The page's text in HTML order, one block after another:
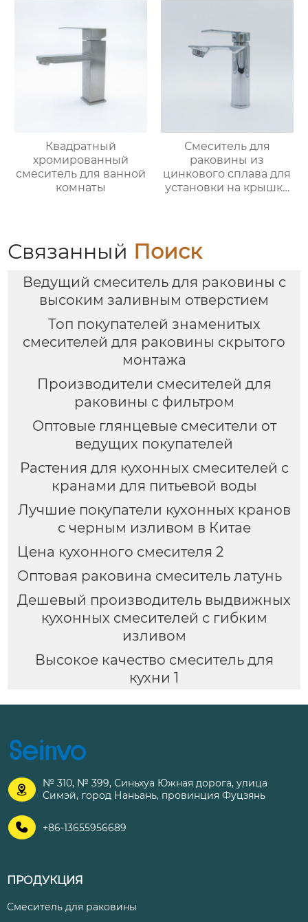
Квадратный
хромированный
смеситель для ванной
комнаты
Смеситель для
раковины из
цинкового сплава для
установки на крышку
Связанный Поиск
Ведущий смеситель для раковины с
высоким заливным отверстием
Топ покупателей знаменитых
смесителей для раковины скрытого
монтажа
Производители смесителей для
раковины с фильтром
Оптовые глянцевые смесители от
ведущих покупателей
Растения для кухонных смесителей с
кранами для питьевой воды
Лучшие покупатели кухонных кранов
с черным изливом в Китае
Цена кухонного смесителя 2
Оптовая раковина смеситель латунь
Дешевый производитель выдвижных
кухонных смесителей с гибким
изливом
Высокое качество смеситель для
кухни 1

№ 310, № 399, Синьхуа Южная дорога, улица
Симэй, город Наньань, провинция Фуцзянь
 +86-13655956689
ПРОДУКЦИЯ
Смеситель для раковины